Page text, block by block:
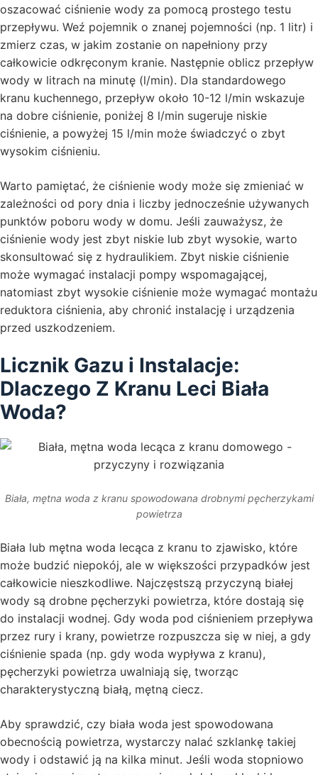
oszacować ciśnienie wody za pomocą prostego testu
przepływu. Weź pojemnik o znanej pojemności (np. 1 litr) i
zmierz czas, w jakim zostanie on napełniony przy
całkowicie odkręconym kranie. Następnie oblicz przepływ
wody w litrach na minutę (l/min). Dla standardowego
kranu kuchennego, przepływ około 10-12 l/min wskazuje
na dobre ciśnienie, poniżej 8 l/min sugeruje niskie
ciśnienie, a powyżej 15 l/min może świadczyć o zbyt
wysokim ciśnieniu.
Warto pamiętać, że ciśnienie wody może się zmieniać w
zależności od pory dnia i liczby jednocześnie używanych
punktów poboru wody w domu. Jeśli zauważysz, że
ciśnienie wody jest zbyt niskie lub zbyt wysokie, warto
skonsultować się z hydraulikiem. Zbyt niskie ciśnienie
może wymagać instalacji pompy wspomagającej,
natomiast zbyt wysokie ciśnienie może wymagać montażu
reduktora ciśnienia, aby chronić instalację i urządzenia
przed uszkodzeniem.
Licznik Gazu i Instalacje:
Dlaczego Z Kranu Leci Biała
Woda?
Biała, mętna woda z kranu spowodowana drobnymi pęcherzykami
powietrza
Biała lub mętna woda lecąca z kranu to zjawisko, które
może budzić niepokój, ale w większości przypadków jest
całkowicie nieszkodliwe. Najczęstszą przyczyną białej
wody są drobne pęcherzyki powietrza, które dostają się
do instalacji wodnej. Gdy woda pod ciśnieniem przepływa
przez rury i krany, powietrze rozpuszcza się w niej, a gdy
ciśnienie spada (np. gdy woda wypływa z kranu),
pęcherzyki powietrza uwalniają się, tworząc
charakterystyczną białą, mętną ciecz.
Aby sprawdzić, czy biała woda jest spowodowana
obecnością powietrza, wystarczy nalać szklankę takiej
wody i odstawić ją na kilka minut. Jeśli woda stopniowo